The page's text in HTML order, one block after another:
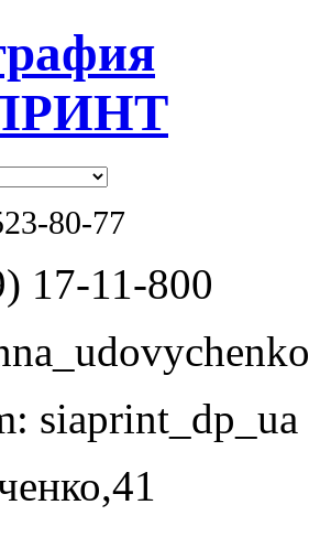
80-77
17-11-800
siaprint_dp_ua